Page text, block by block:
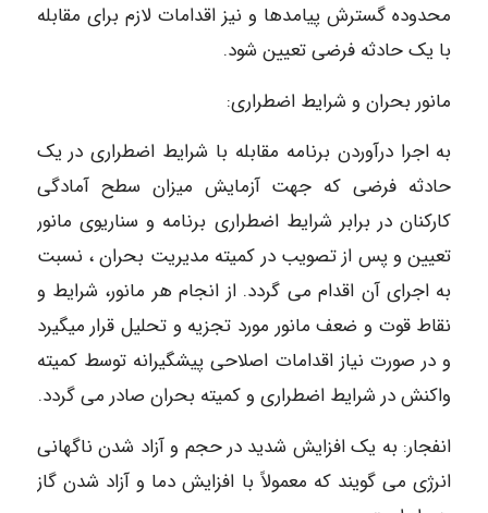
محدوده گسترش پیامدها و نیز اقدامات لازم برای مقابله
با یک حادثه فرضی تعیین شود.
مانور بحران و شرایط اضطراری:
به اجرا درآوردن برنامه مقابله با شرایط اضطراری در یک
حادثه فرضی که جهت آزمایش میزان سطح آمادگی
کارکنان در برابر شرایط اضطراری برنامه و سناریوی مانور
تعیین و پس از تصویب در کمیته مدیریت بحران ، نسبت
به اجرای آن اقدام می گردد. از انجام هر مانور، شرایط و
نقاط قوت و ضعف مانور مورد تجزیه و تحلیل قرار میگیرد
و در صورت نیاز اقدامات اصلاحی پیشگیرانه توسط کمیته
واکنش در شرایط اضطراری و کمیته بحران صادر می گردد.
انفجار: به یک افزایش شدید در حجم و آزاد شدن ناگهانی
انرژی می گویند که معمولاً با افزایش دما و آزاد شدن گاز